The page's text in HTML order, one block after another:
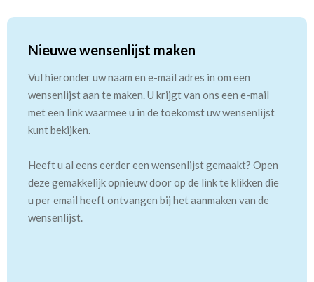
Nieuwe wensenlijst maken
Vul hieronder uw naam en e-mail adres in om een
wensenlijst aan te maken. U krijgt van ons een e-mail
met een link waarmee u in de toekomst uw wensenlijst
kunt bekijken.
Heeft u al eens eerder een wensenlijst gemaakt? Open
deze gemakkelijk opnieuw door op de link te klikken die
u per email heeft ontvangen bij het aanmaken van de
wensenlijst.